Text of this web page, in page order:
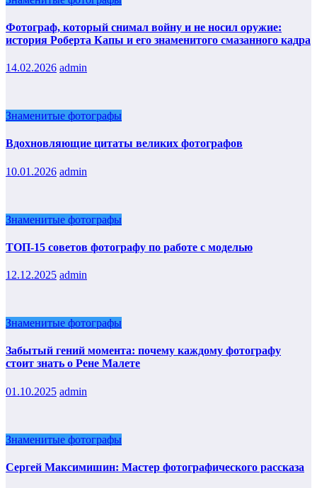
Фотограф, который снимал войну и не носил оружие:
история Роберта Капы и его знаменитого смазанного кадра
14.02.2026 admin
Знаменитые фотографы
Вдохновляющие цитаты великих фотографов
10.01.2026 admin
Знаменитые фотографы
ТОП-15 советов фотографу по работе с моделью
12.12.2025 admin
Знаменитые фотографы
Забытый гений момента: почему каждому фотографу
стоит знать о Рене Малете
01.10.2025 admin
Знаменитые фотографы
Сергей Максимишин: Мастер фотографического рассказа